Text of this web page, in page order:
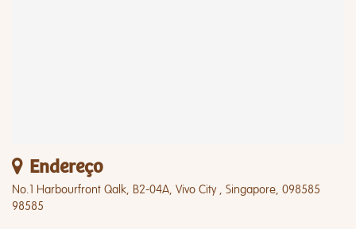
Endereço
No.1 Harbourfront Qalk, B2-04A, Vivo City , Singapore, 098585
98585